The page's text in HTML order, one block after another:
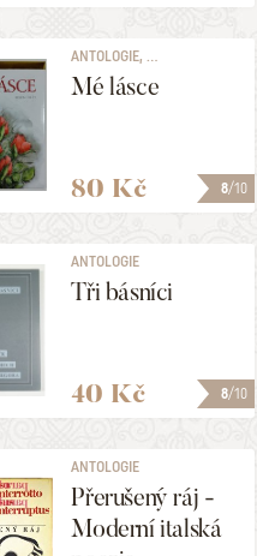
8/10
ANTOLOGIE, ...
Mé lásce
80 Kč
8/10
ANTOLOGIE
Tři básníci
40 Kč
ANTOLOGIE
Přerušený ráj -
Moderní italská